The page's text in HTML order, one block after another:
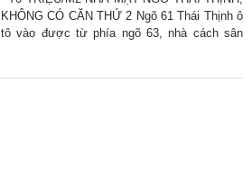
KHÔNG CÓ CĂN THỨ 2 Ngõ 61 Thái Thịnh ô
tô vào được từ phía ngõ 63, nhà cách sân